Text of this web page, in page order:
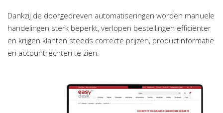
Dankzij de doorgedreven automatiseringen worden manuele
handelingen sterk beperkt, verlopen bestellingen efficiënter
en krijgen klanten steeds correcte prijzen, productinformatie
en accountrechten te zien.